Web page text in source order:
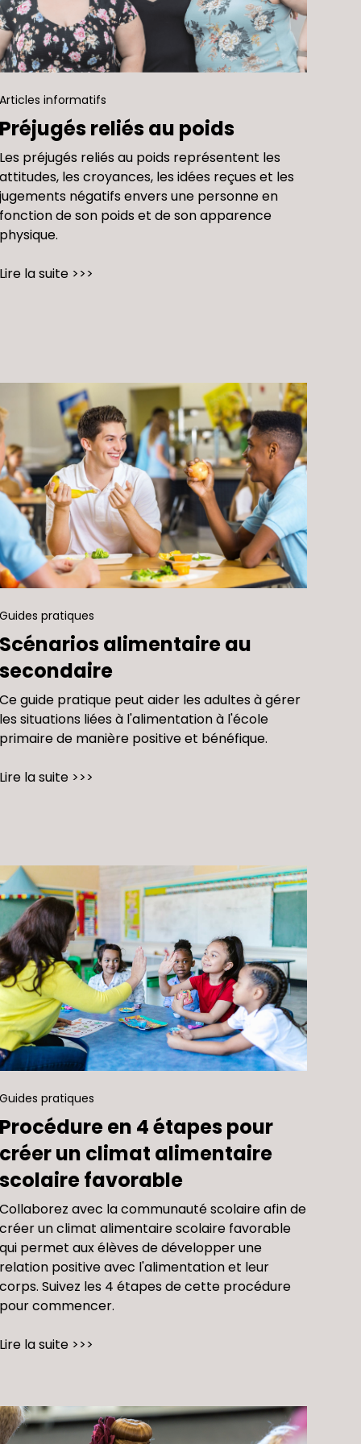
informatifs
reliés au poids
préjugés reliés au poids représentent les
les croyances, les idées reçues et les
négatifs envers une personne en
de son poids et de son apparence
la suite >>>
pratiques
alimentaire au
guide pratique peut aider les adultes à gérer
situations liées à l'alimentation à l'école
de manière positive et bénéfique.
la suite >>>
pratiques
en 4 étapes pour
un climat alimentaire
favorable
avec la communauté scolaire afin de
un climat alimentaire scolaire favorable
permet aux élèves de développer une
positive avec l'alimentation et leur
Suivez les 4 étapes de cette procédure
commencer.
la suite >>>